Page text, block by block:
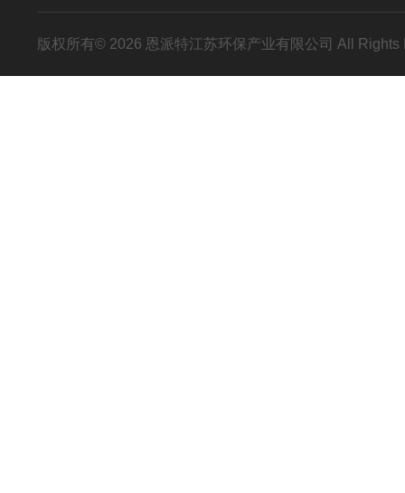
版权所有© 2026 恩派特江苏环保产业有限公司 All